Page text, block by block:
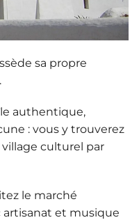
sa propre
authentique,
: vous y trouverez
culturel par
le marché
artisanat et musique